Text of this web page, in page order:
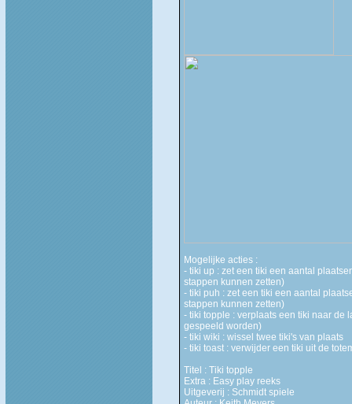
Mogelijke acties :
- tiki up : zet een tiki een aantal
stappen kunnen zetten)
- tiki puh : zet een tiki een aantal
stappen kunnen zetten)
- tiki topple : verplaats een tiki naar de
gespeeld worden)
- tiki wiki : wissel twee tiki's van plaats
- tiki toast : verwijder een tiki uit de
Titel : Tiki topple
Extra : Easy play reeks
Uitgeverij : Schmidt spiele